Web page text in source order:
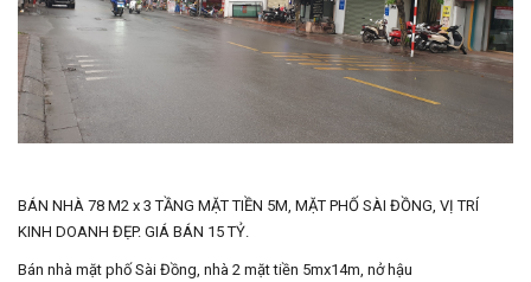
BÁN NHÀ 78 M2 x 3 TẦNG MẶT TIỀN 5M, MẶT PHỐ SÀI ĐỒNG, VỊ TRÍ
KINH DOANH ĐẸP. GIÁ BÁN 15 TỶ.
Bán nhà mặt phố Sài Đồng, nhà 2 mặt tiền 5mx14m, nở hậu